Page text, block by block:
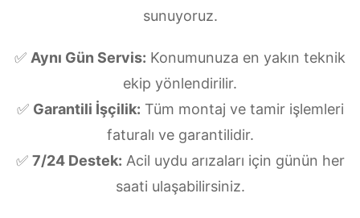
sunuyoruz.
✅ Aynı Gün Servis: Konumunuza en yakın teknik
ekip yönlendirilir.
✅ Garantili İşçilik: Tüm montaj ve tamir işlemleri
faturalı ve garantilidir.
✅ 7/24 Destek: Acil uydu arızaları için günün her
saati ulaşabilirsiniz.